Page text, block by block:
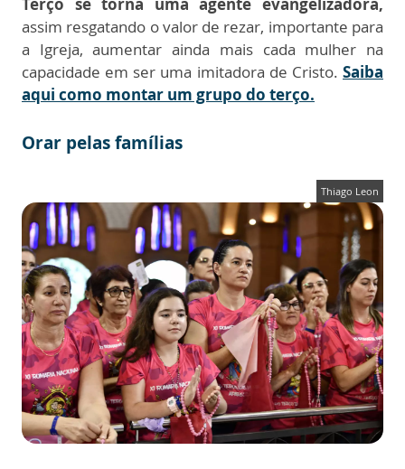
assim resgatando o valor de rezar, importante para
a Igreja, aumentar ainda mais cada mulher na
capacidade em ser uma imitadora de Cristo. Saiba
aqui como montar um grupo do terço.
Orar pelas famílias
Thiago Leon